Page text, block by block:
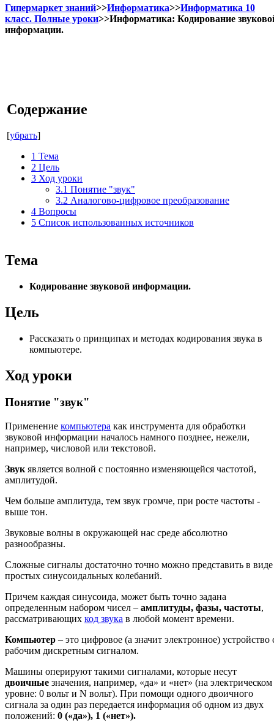
Гипермаркет знаний>>Информатика>>Информатика 10
класс. Полные уроки>>Информатика: Кодирование
информации.
Содержание
[убрать]
1 Тема
2 Цель
3 Ход уроки
3.1 Понятие "звук"
3.2 Аналогово-цифровое преобразование
4 Вопросы
5 Список использованных источников
Тема
Кодирование звуковой информации.
Цель
Рассказать о принципах и методах кодирования звука в
компьютере.
Ход уроки
Понятие "звук"
Применение компьютера как инструмента для обработки
звуковой информации началось намного позднее, нежели,
например, числовой или текстовой.
Звук является волной с постоянно изменяющейся частотой,
амплитудой.
Чем больше амплитуда, тем звук громче, при росте частоты -
выше тон.
Звуковые волны в окружающей нас среде абсолютно
разнообразны.
Сложные сигналы достаточно точно можно представить в виде
простых синусоидальных колебаний.
Причем каждая синусоида, может быть точно задана
определенным набором чисел – амплитуды, фазы, частоты,
рассматривающих код звука в любой момент времени.
Компьютер – это цифровое (а значит электронное) устройство
рабочим дискретным сигналом.
Машины оперируют такими сигналами, которые несут
двоичные значения, например, «да» и «нет» (на электрическом
уровне: 0 вольт и N вольт). При помощи одного двоичного
сигнала за один раз передается информация об одном из двух
положений: 0 («да»), 1 («нет»).